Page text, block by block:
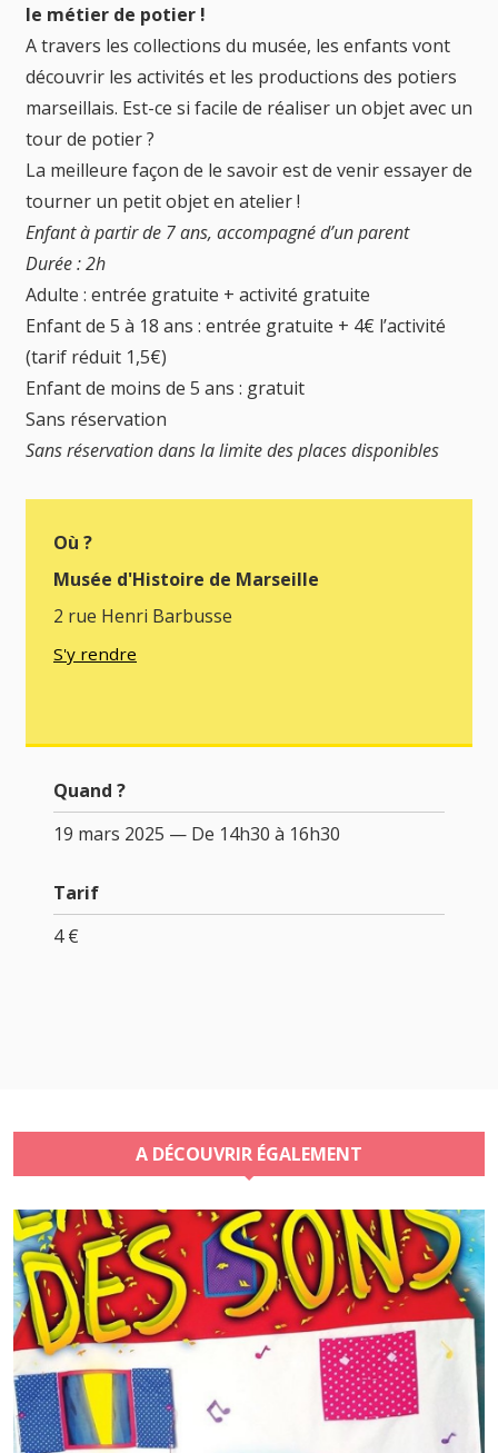
le métier de potier !
A travers les collections du musée, les enfants vont
découvrir les activités et les productions des potiers
marseillais. Est-ce si facile de réaliser un objet avec un
tour de potier ?
La meilleure façon de le savoir est de venir essayer de
tourner un petit objet en atelier !
Enfant à partir de 7 ans, accompagné d’un parent
Durée : 2h
Adulte : entrée gratuite + activité gratuite
Enfant de 5 à 18 ans : entrée gratuite + 4€ l’activité
(tarif réduit 1,5€)
Enfant de moins de 5 ans : gratuit
Sans réservation
Sans réservation dans la limite des places disponibles
Où ?
Musée d'Histoire de Marseille
2 rue Henri Barbusse
S'y rendre
Quand ?
19 mars 2025 — De 14h30 à 16h30
Tarif
4 €
A DÉCOUVRIR ÉGALEMENT